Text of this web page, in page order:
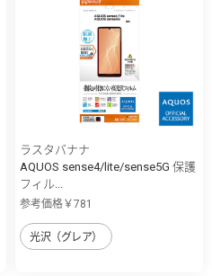
ラスタバナナ
AQUOS sense4/lite/sense5G 保護
フィル...
参考価格￥781
光沢（グレア）